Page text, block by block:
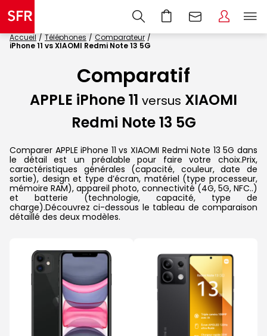
Accueil Téléphones
Comparateur
iPhone 11 vs XIAOMI Redmi Note 13 5G
Comparatif
APPLE iPhone 11 versus XIAOMI
Redmi Note 13 5G
Comparer APPLE iPhone 11 vs XIAOMI Redmi Note 13 5G dans
le détail est un préalable pour faire votre choix.Prix,
caractéristiques générales (capacité, couleur, date de
sortie), design et type d’écran, matériel (type processeur,
mémoire RAM), appareil photo, connectivité (4G, 5G, NFC..)
et batterie (technologie, capacité, type de
charge).Découvrez ci-dessous le tableau de comparaison
détaillé des deux modèles.